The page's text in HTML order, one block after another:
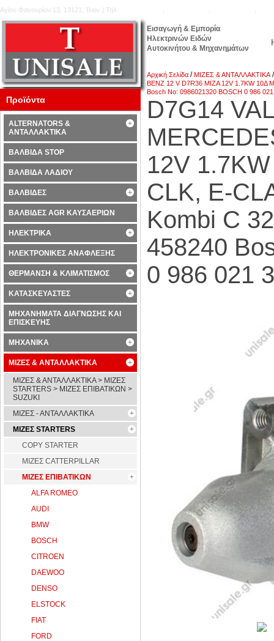
Εισαγωγή & Εμπορία
Ηλεκτρινών Ειδών
Αυτοκινήτου & Μηχανημάτων
Αγίου Φανουρίου 13, 13121, Ίλιον | Τηλ.
Αρχική Σελίδα /ΜΙΖΕΣ & ΑΝΤΑΛΛΑΚΤΙΚΑ
BENZ 12 V D7R36 ΜΙΖΑ 12V 1.7KW 10Δ
Bosch No: 0986021320 BOSCH 0 986
D7G14
12V
CLK, E-
Kombi C
458240
0 986 021
Προϊόντα
ALTERNATORS &
ΑΝΤΑΛΛΑΚΤΙΚΑ
ΒΑΛΒΙΔΑ STOP
ΒΑΛΒΙΔΑ ΛΑΔΙΟΥ
ΒΑΛΒΙΔΕΣ
ΒΑΛΒΙΔΕΣ AGR ΚΑΥΣΑΕΡΙΩΝ
ΗΛΕΚΤΡΙΚΑ
ΗΛΕΚΤΡΟΝΙΚΕΣ ΑΝΑΦΛΕΞΗΣ
ΘΕΡΜΑΝΣΗ & ΚΛΙΜΑΤΙΣΜΟΣ
ΚΑΤΑΣΚΕΥΑΣΤΕΣ
ΜΗΧΑΝΗΜΑΤΑ ΔΙΑΓΝΩΣΗΣ ΚΑΙ
ΕΠΙΣΚΕΥΗΣ
ΜΗΧΑΝΙΚΑ
ΜΙΖΕΣ & ΑΝΤΑΛΛΑΚΤΙΚΑ
ΜΙΖΕΣ & ΑΝΤΑΛΛΑΚΤΙΚΑ > ΜΙΖΕΣ
STARTERS > ΜΙΖΕΣ ΕΠΙΒΑΤΙΚΩΝ >
SUZUKI
ΜΙΖΕΣ - ΑΝΤΑΛΛΑΚΤΙΚΑ
ΜΙΖΕΣ STARTERS
COPY STARTER
ΜΙΖΕΣ CATTERPILLAR
ΜΙΖΕΣ ΕΠΙΒΑΤΙΚΩΝ
ALFA ROMEO
AUDI
BMW
BOSCH
CITROEN
DAEWOO
DENSO
ELSTOCK
FIAT
FORD